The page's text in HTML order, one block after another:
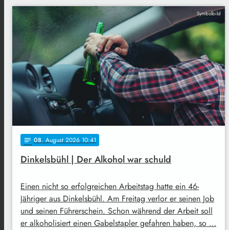
Symbolbild
notes 08. August 2026 10:41
Dinkelsbühl | Der Alkohol war schuld
Einen nicht so erfolgreichen Arbeitstag hatte ein 46-
Jähriger aus Dinkelsbühl. Am Freitag verlor er seinen Job
und seinen Führerschein. Schon während der Arbeit soll
er alkoholisiert einen Gabelstapler gefahren haben, so …